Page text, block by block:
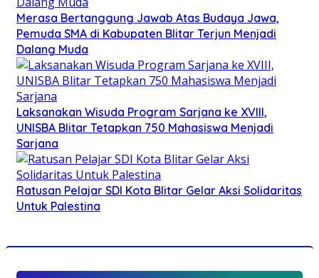
Merasa Bertanggung Jawab Atas Budaya Jawa,
Pemuda SMA di Kabupaten Blitar Terjun Menjadi
Dalang Muda
Laksanakan Wisuda Program Sarjana ke XVIII,
UNISBA Blitar Tetapkan 750 Mahasiswa Menjadi
Sarjana
Ratusan Pelajar SDI Kota Blitar Gelar Aksi Solidaritas
Untuk Palestina